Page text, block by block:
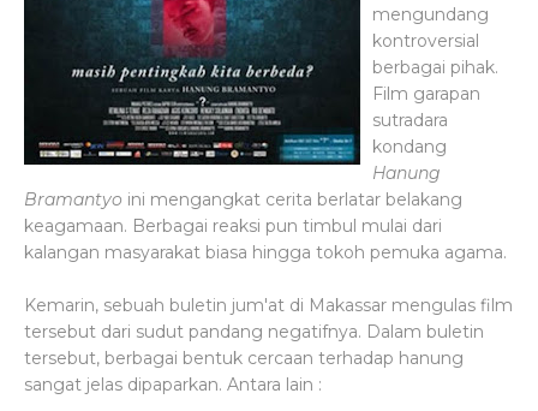
mengundang
kontroversial
berbagai pihak.
Film garapan
sutradara
kondang
Hanung
Bramantyo ini mengangkat cerita berlatar belakang
keagamaan. Berbagai reaksi pun timbul mulai dari
kalangan masyarakat biasa hingga tokoh pemuka agama.
Kemarin, sebuah buletin jum'at di Makassar mengulas film
tersebut dari sudut pandang negatifnya. Dalam buletin
tersebut, berbagai bentuk cercaan terhadap hanung
sangat jelas dipaparkan. Antara lain :